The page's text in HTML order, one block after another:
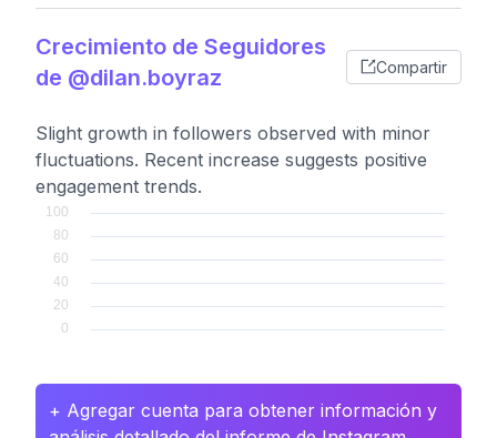
Crecimiento de Seguidores
de @dilan.boyraz
Compartir
Slight growth in followers observed with minor
fluctuations. Recent increase suggests positive
engagement trends.
+ Agregar cuenta para obtener información y